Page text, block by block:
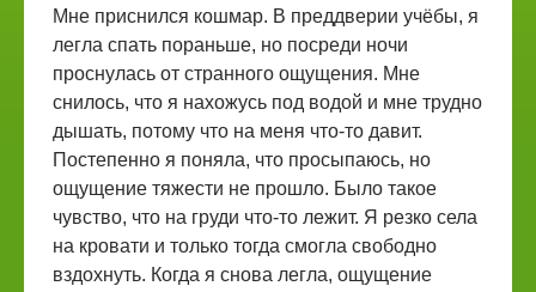
Мне приснился кошмар. В преддверии учёбы, я
легла спать пораньше, но посреди ночи
проснулась от странного ощущения. Мне
снилось, что я нахожусь под водой и мне трудно
дышать, потому что на меня что-то давит.
Постепенно я поняла, что просыпаюсь, но
ощущение тяжести не прошло. Было такое
чувство, что на груди что-то лежит. Я резко села
на кровати и только тогда смогла свободно
вздохнуть. Когда я снова легла, ощущение